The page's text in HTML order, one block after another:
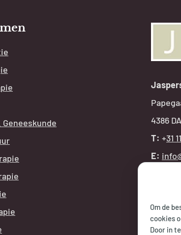
Om de
cookies
Door in
Geneeskunde
4386
T: +31
E:
ma t/